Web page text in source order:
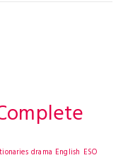
drama English ESO